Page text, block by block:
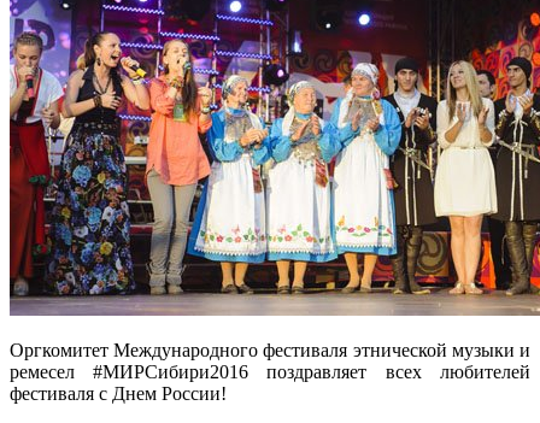
Оргкомитет Международного фестиваля этнической музыки и
ремесел #МИРСибири2016 поздравляет всех любителей
фестиваля с Днем России!